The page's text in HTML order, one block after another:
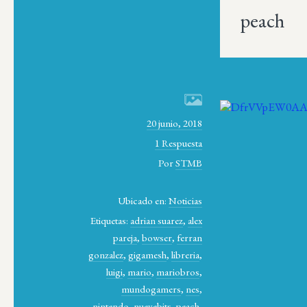
peach
20 junio, 2018
1 Respuesta
PorSTMB
Ubicado en:Noticias
Etiquetas: adrian suarez, alex
pareja,bowser, ferran
gonzalez,gigamesh,libreria,
luigi, mario, mariobros,
mundogamers, nes,